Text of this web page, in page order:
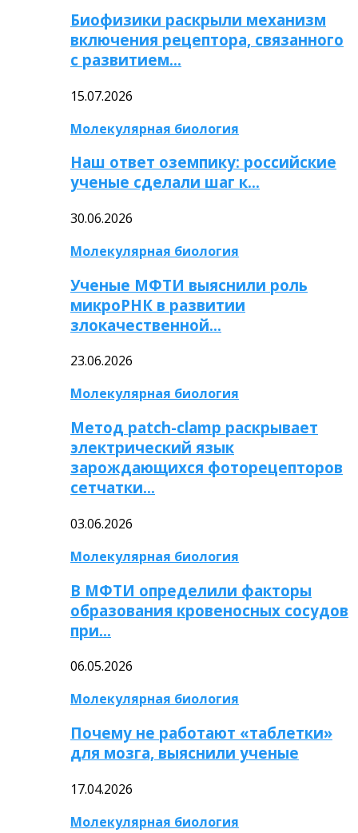
Биофизики раскрыли механизм
включения рецептора, связанного
с развитием…
15.07.2026
Молекулярная биология
Наш ответ оземпику: российские
ученые сделали шаг к…
30.06.2026
Молекулярная биология
Ученые МФТИ выяснили роль
микроРНК в развитии
злокачественной…
23.06.2026
Молекулярная биология
Метод patch-clamp раскрывает
электрический язык
зарождающихся фоторецепторов
сетчатки…
03.06.2026
Молекулярная биология
В МФТИ определили факторы
образования кровеносных сосудов
при…
06.05.2026
Молекулярная биология
Почему не работают «таблетки»
для мозга, выяснили ученые
17.04.2026
Молекулярная биология